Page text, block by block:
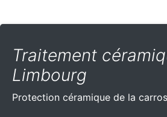
Traitement
Limbourg
Protection céramique de la